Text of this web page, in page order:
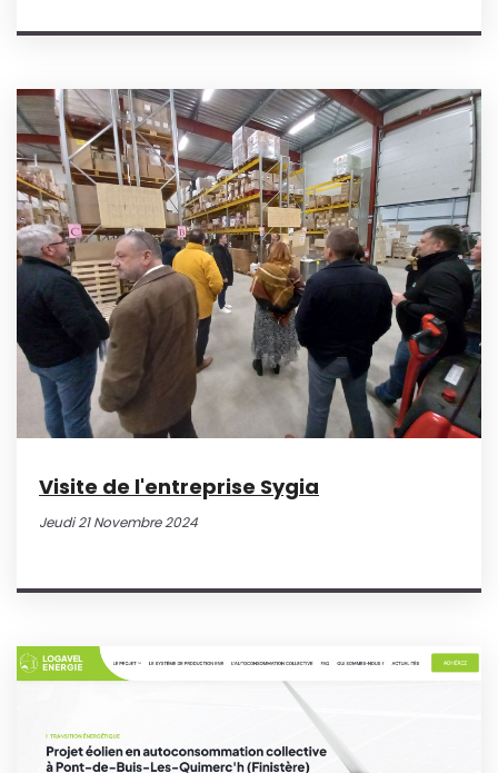
Visite de l'entreprise Sygia
Jeudi 21 Novembre 2024